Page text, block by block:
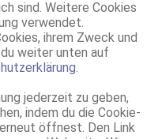
sind. Weitere Cookies
verwendet.
ihrem Zweck und
weiter unten auf
jederzeit zu geben,
indem du die Cookie-
öffnest. Den Link
24 Jahre, 75D, KF 32/34, 1.56m, 45 kg, total rasiert, deutsch